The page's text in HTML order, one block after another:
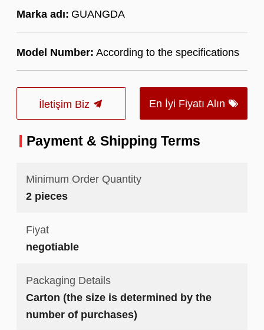
Marka adı: GUANGDA
Model Number: According to the specifications
İletişim Biz En İyi Fiyatı Alın
Payment & Shipping Terms
Minimum Order Quantity
2 pieces
Fiyat
negotiable
Packaging Details
Carton (the size is determined by the
number of purchases)